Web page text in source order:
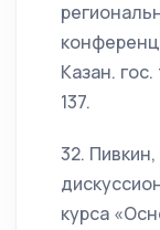
Казан.
137.
32.
курса